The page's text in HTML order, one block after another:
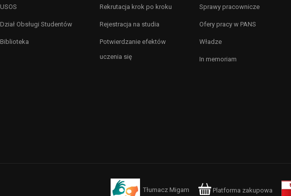
USOS
Dział Obsługi Studentów
Biblioteka
Rekrutacja krok po kroku
Rejestracja na studia
Potwierdzanie efektów
uczenia się
Sprawy pracownicze
Ofery pracy w PANS
Władze
In memoriam
Tłumacz Migam Platforma zakupowa